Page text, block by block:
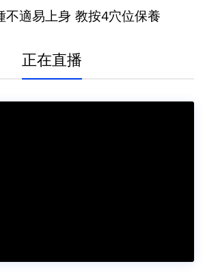
種不適易上身 教按4穴位保養
正在直播